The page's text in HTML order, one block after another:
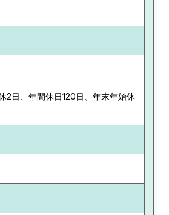
2日、年間休日120日、年末年始休